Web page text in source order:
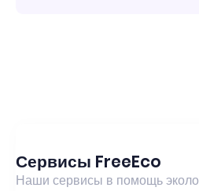
Сервисы FreeEco
Наши сервисы в помощь